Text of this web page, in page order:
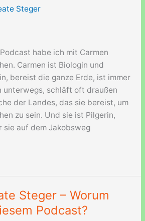
Steger
habe ich mit Carmen
Carmen ist Biologin und
bereist die ganze Erde, ist immer
unterwegs, schläft oft draußen
der Landes, das sie bereist, um
zu sein. Und sie ist Pilgerin,
sie auf dem Jakobsweg
Steger – Worum
Podcast?